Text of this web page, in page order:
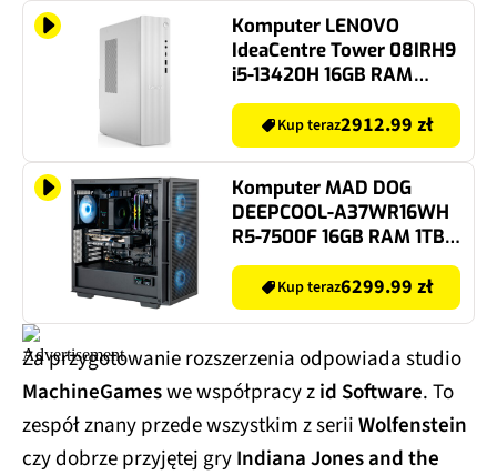
Komputer LENOVO
IdeaCentre Tower 08IRH9
i5-13420H 16GB RAM
512GB SSD Windows 11
Professional
Kup teraz2912.99 zł
Komputer MAD DOG
DEEPCOOL-A37WR16WH
R5-7500F 16GB RAM 1TB
SSD GeForce RTX5060Ti
DLSS 4.5 Wi-Fi Windows
11 Home
Kup teraz6299.99 zł
Za przygotowanie rozszerzenia odpowiada studio
MachineGameswe współpracy zid Software. To
zespół znany przede wszystkim z seriiWolfenstein
czy dobrze przyjętej gryIndiana Jones and the